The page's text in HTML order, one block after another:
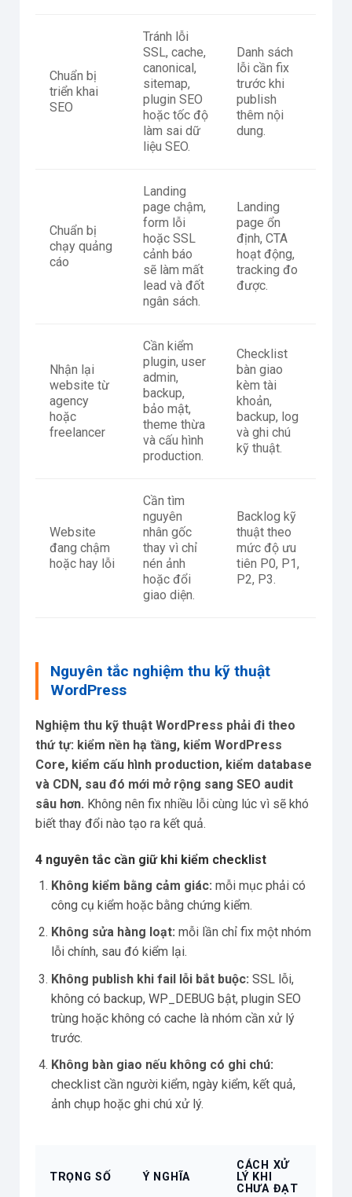
Chuẩn bị
triển khai
SEO
Tránh lỗi
SSL, cache,
canonical,
sitemap,
plugin SEO
hoặc tốc độ
làm sai dữ
liệu SEO.
Danh sách
lỗi cần fix
trước khi
publish
thêm nội
dung.
Chuẩn bị
chạy quảng
cáo
Landing
page chậm,
form lỗi
hoặc SSL
cảnh báo
sẽ làm mất
lead và đốt
ngân sách.
Landing
page ổn
định, CTA
hoạt động,
tracking đo
được.
Nhận lại
website từ
agency
hoặc
freelancer
Cần kiểm
plugin, user
admin,
backup,
bảo mật,
theme thừa
và cấu hình
production.
Checklist
bàn giao
kèm tài
khoản,
backup, log
và ghi chú
kỹ thuật.
Website
đang chậm
hoặc hay lỗi
Cần tìm
nguyên
nhân gốc
thay vì chỉ
nén ảnh
hoặc đổi
giao diện.
Backlog kỹ
thuật theo
mức độ ưu
tiên P0, P1,
P2, P3.
Nguyên tắc nghiệm thu kỹ thuật
WordPress
Nghiệm thu kỹ thuật WordPress phải đi theo
thứ tự: kiểm nền hạ tầng, kiểm WordPress
Core, kiểm cấu hình production, kiểm database
và CDN, sau đó mới mở rộng sang SEO audit
sâu hơn. Không nên fix nhiều lỗi cùng lúc vì sẽ khó
biết thay đổi nào tạo ra kết quả.
4 nguyên tắc cần giữ khi kiểm checklist
Không kiểm bằng cảm giác: mỗi mục phải có
công cụ kiểm hoặc bằng chứng kiểm.
Không sửa hàng loạt: mỗi lần chỉ fix một nhóm
lỗi chính, sau đó kiểm lại.
Không publish khi fail lỗi bắt buộc: SSL lỗi,
không có backup, WP_DEBUG bật, plugin SEO
trùng hoặc không có cache là nhóm cần xử lý
trước.
Không bàn giao nếu không có ghi chú:
checklist cần người kiểm, ngày kiểm, kết quả,
ảnh chụp hoặc ghi chú xử lý.
TRỌNG SỐ Ý NGHĨA
CÁCH XỬ
LÝ KHI
CHƯA ĐẠT